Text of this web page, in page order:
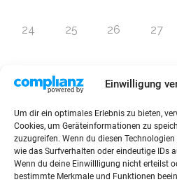
Einwilligung
Um dir ein optimales Erlebnis zu bieten,
Cookies, um Geräteinformationen zu
zuzugreifen. Wenn du diesen
wie das Surfverhalten oder eindeutige IDs
Wenn du deine Einwillligung nicht erteilst
bestimmte Merkmale und Funktionen
24 25 26 27
Zur Eventübersicht